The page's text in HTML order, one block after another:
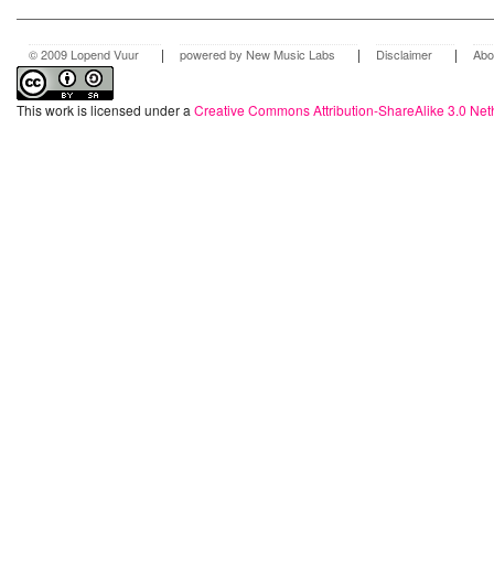
© 2009 Lopend Vuur | powered by New Music Labs | Disclaimer |
This work is licensed under a Creative Commons Attribution-ShareAlike 3.0